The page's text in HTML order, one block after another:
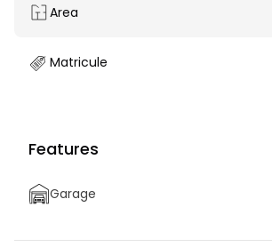
Area
Matricule
Features
Garage